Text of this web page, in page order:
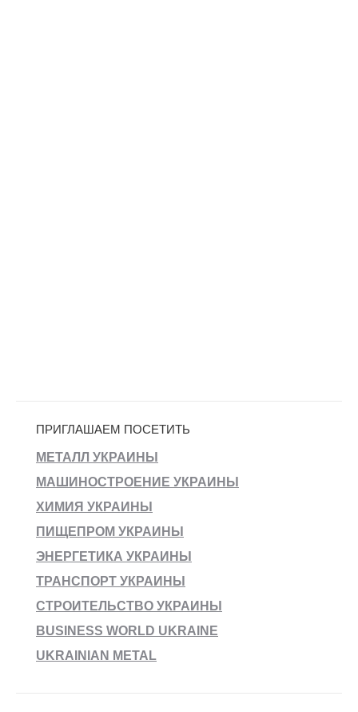
ПРИГЛАШАЕМ ПОСЕТИТЬ
МЕТАЛЛ УКРАИНЫ
МАШИНОСТРОЕНИЕ УКРАИНЫ
ХИМИЯ УКРАИНЫ
ПИЩЕПРОМ УКРАИНЫ
ЭНЕРГЕТИКА УКРАИНЫ
ТРАНСПОРТ УКРАИНЫ
СТРОИТЕЛЬСТВО УКРАИНЫ
BUSINESS WORLD UKRAINE
UKRAINIAN METAL